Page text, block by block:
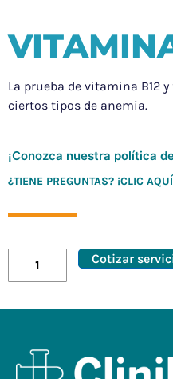
La prueba de vitamina B12
ciertos tipos de anemia.
¡Conozca nuestra política
¿TIENE PREGUNTAS? ¡CLIC
Cotizar